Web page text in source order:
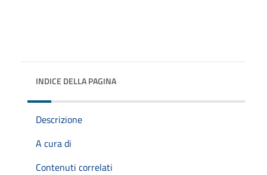
INDICE DELLA PAGINA
Descrizione
A cura di
Contenuti correlati